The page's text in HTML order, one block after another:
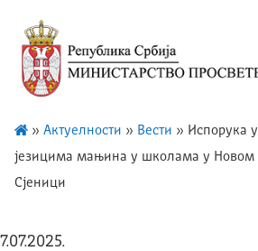
» Актуелности » Вести » Испорука
језицима мањина у школама у Новом
Сјеници
7.07.2025.